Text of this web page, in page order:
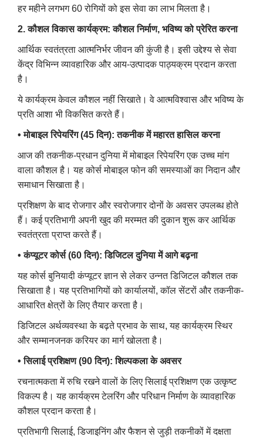
हर महीने लगभग 60 रोगियों को इस सेवा का लाभ मिलता है।
2. कौशल विकास कार्यक्रम: कौशल निर्माण, भविष्य को प्रेरित करना
आर्थिक स्वतंत्रता आत्मनिर्भर जीवन की कुंजी है। इसी उद्देश्य से सेवा
केंद्र विभिन्न व्यावहारिक और आय-उत्पादक पाठ्यक्रम प्रदान करता
है।
ये कार्यक्रम केवल कौशल नहीं सिखाते। वे आत्मविश्वास और भविष्य के
प्रति आशा भी विकसित करते हैं।
• मोबाइल रिपेयरिंग (45 दिन): तकनीक में महारत हासिल करना
आज की तकनीक-प्रधान दुनिया में मोबाइल रिपेयरिंग एक उच्च मांग
वाला कौशल है। यह कोर्स मोबाइल फोन की समस्याओं का निदान और
समाधान सिखाता है।
प्रशिक्षण के बाद रोजगार और स्वरोजगार दोनों के अवसर उपलब्ध होते
हैं। कई प्रतिभागी अपनी खुद की मरम्मत की दुकान शुरू कर आर्थिक
स्वतंत्रता प्राप्त करते हैं।
• कंप्यूटर कोर्स (60 दिन): डिजिटल दुनिया में आगे बढ़ना
यह कोर्स बुनियादी कंप्यूटर ज्ञान से लेकर उन्नत डिजिटल कौशल तक
सिखाता है। यह प्रतिभागियों को कार्यालयों, कॉल सेंटरों और तकनीक-
आधारित क्षेत्रों के लिए तैयार करता है।
डिजिटल अर्थव्यवस्था के बढ़ते प्रभाव के साथ, यह कार्यक्रम स्थिर
और सम्मानजनक करियर का मार्ग खोलता है।
• सिलाई प्रशिक्षण (90 दिन): शिल्पकला के अवसर
रचनात्मकता में रुचि रखने वालों के लिए सिलाई प्रशिक्षण एक उत्कृष्ट
विकल्प है। यह कार्यक्रम टेलरिंग और परिधान निर्माण के व्यावहारिक
कौशल प्रदान करता है।
प्रतिभागी सिलाई, डिजाइनिंग और फैशन से जुड़ी तकनीकों में दक्षता